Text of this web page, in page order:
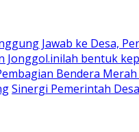
Jawab ke Desa,
bentuk
Bendera
Sinergi Pemerintah